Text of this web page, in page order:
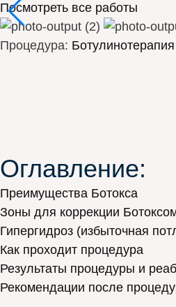
Посмотреть все работы
Процедура: Ботулинотерапия
Оглавление:
Преимущества Ботокса
Зоны для коррекции
Гипергидроз (избыточная
Как проходит процедура
Результаты процедуры и
Рекомендации после